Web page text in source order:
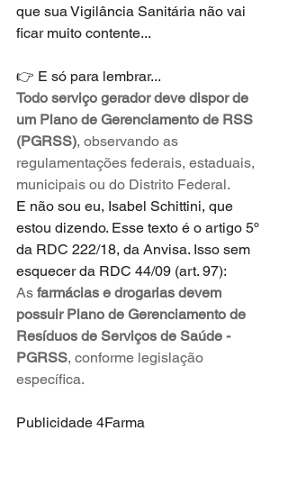
que sua Vigilância Sanitária não vai
ficar muito contente...
👉 E só para lembrar...
Todo serviço gerador deve dispor de
um Plano de Gerenciamento de RSS
(PGRSS), observando as
regulamentações federais, estaduais,
municipais ou do Distrito Federal.
E não sou eu, Isabel Schittini, que
estou dizendo. Esse texto é o artigo 5º
da RDC 222/18, da Anvisa. Isso sem
esquecer da RDC 44/09 (art. 97):
As farmácias e drogarias devem
possuir Plano de Gerenciamento de
Resíduos de Serviços de Saúde -
PGRSS, conforme legislação
específica.
Publicidade 4Farma